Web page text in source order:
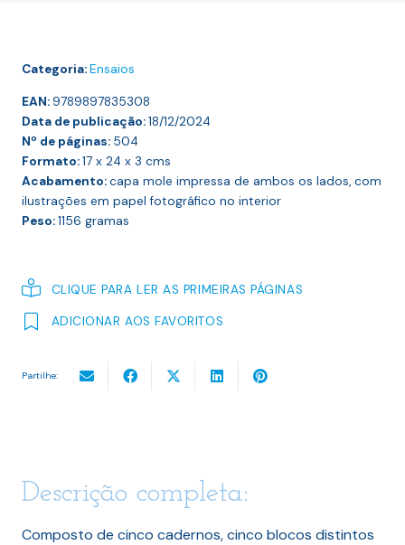
Outras
Ideias
Categoria:Ensaios
EAN:9789897835308
Data de publicação:18/12/2024
Nº de páginas: 504
Formato:17 x 24 x 3 cms
Acabamento:capa mole impressa de ambos os lados, com
ilustrações em papel fotográfico no interior
Peso:1156 gramas
CLIQUE PARA LER AS PRIMEIRAS PÁGINAS
ADICIONAR AOS FAVORITOS
Partilhe:
Descrição completa:
Composto de cinco cadernos, cinco blocos distintos